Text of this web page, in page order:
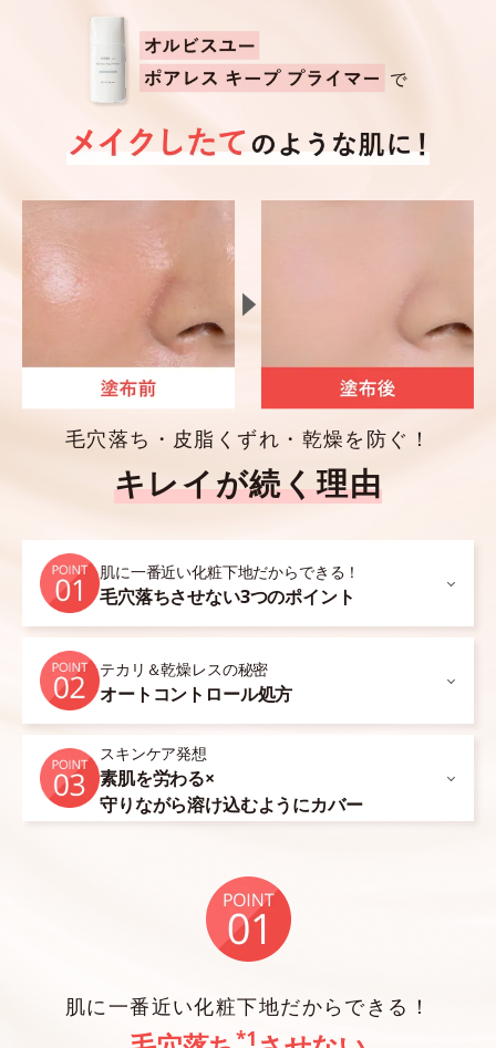
毛穴落ち・皮脂くずれ・乾燥を防ぐ！
キレイが続く理由
肌に一番近い化粧下地だからできる！
毛穴落ちさせない3つのポイント
テカリ＆乾燥レスの秘密
オートコントロール処方
スキンケア発想
素肌を労わる×
守りながら溶け込むようにカバー
肌に一番近い化粧下地だからできる！
*1